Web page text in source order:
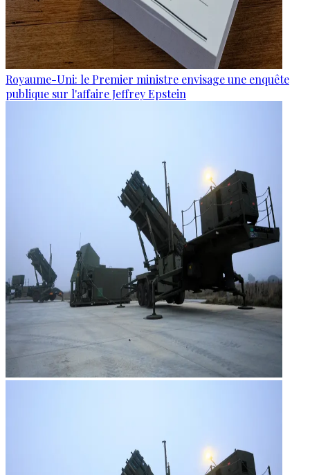
Royaume-Uni: le Premier ministre envisage une enquête
publique sur l'affaire Jeffrey Epstein